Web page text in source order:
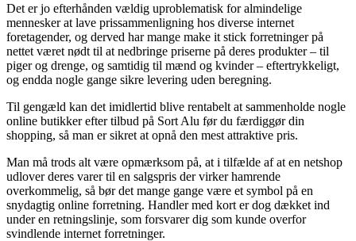
Det er jo efterhånden vældig uproblematisk for almindelige
mennesker at lave prissammenligning hos diverse internet
foretagender, og derved har mange make it stick forretninger på
nettet været nødt til at nedbringe priserne på deres produkter – til
piger og drenge, og samtidig til mænd og kvinder – eftertrykkeligt,
og endda nogle gange sikre levering uden beregning.
Til gengæld kan det imidlertid blive rentabelt at sammenholde nogle
online butikker efter tilbud på Sort Alu før du færdiggør din
shopping, så man er sikret at opnå den mest attraktive pris.
Man må trods alt være opmærksom på, at i tilfælde af at en netshop
udlover deres varer til en salgspris der virker hamrende
overkommelig, så bør det mange gange være et symbol på en
snydagtig online forretning. Handler med kort er dog dækket ind
under en retningslinje, som forsvarer dig som kunde overfor
svindlende internet forretninger.